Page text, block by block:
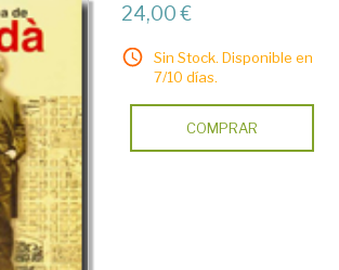
24,00 €
Sin Stock. Disponible en
7/10 días.
COMPRAR